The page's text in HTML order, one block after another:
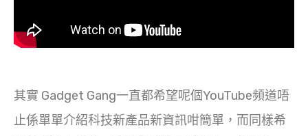
其實 Gadget Gang一直都希望呢個YouTube頻道唔
止係單單介紹科技新產品新資訊咁簡單，而同樣希